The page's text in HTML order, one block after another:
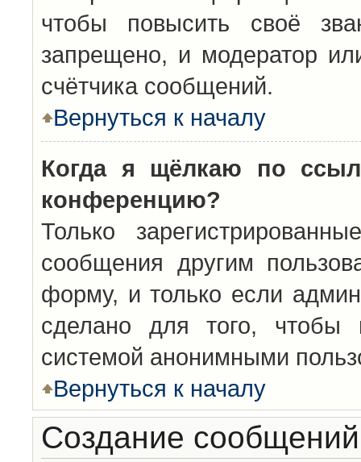
чтобы повысить своё
запрещено, и модератор
счётчика сообщений.
Вернуться к началу
Когда я щёлкаю по
конференцию?
Только
сообщения другим
форму, и только если
сделано для того, чтобы
системой анонимными
Вернуться к началу
Создание сообщений